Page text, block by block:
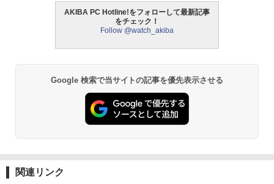
AKIBA PC Hotline!をフォローして最新記事
をチェック！
Follow @watch_akiba
Google 検索で当サイトの記事を優先表示させる
関連リンク